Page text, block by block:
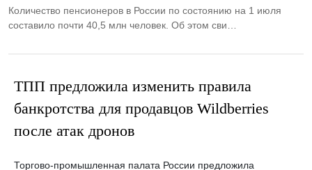
Количество пенсионеров в России по состоянию на 1 июля
составило почти 40,5 млн человек. Об этом сви…
ТПП предложила изменить правила
банкротства для продавцов Wildberries
после атак дронов
Торгово-промышленная палата России предложила